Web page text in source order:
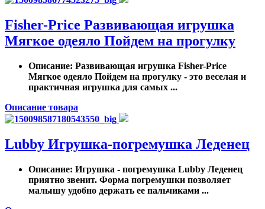
Fisher-Price Развивающая игрушка
Мягкое одеяло Пойдем на прогулку
Описание: Развивающая игрушка Fisher-Price
Мягкое одеяло Пойдем на прогулку - это веселая и
практичная игрушка для самых ...
Описание товара
Lubby Игрушка-погремушка Леденец
Описание: Игрушка - погремушка Lubby Леденец
приятно звенит. Форма погремушки позволяет
малышу удобно держать ее пальчиками ...